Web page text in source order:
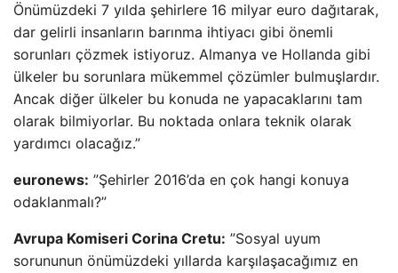
Önümüzdeki 7 yılda şehirlere 16 milyar euro dağıtarak,
dar gelirli insanların barınma ihtiyacı gibi önemli
sorunları çözmek istiyoruz. Almanya ve Hollanda gibi
ülkeler bu sorunlara mükemmel çözümler bulmuşlardır.
Ancak diğer ülkeler bu konuda ne yapacaklarını tam
olarak bilmiyorlar. Bu noktada onlara teknik olarak
yardımcı olacağız.”
euronews: ”Şehirler 2016’da en çok hangi konuya
odaklanmalı?”
Avrupa Komiseri Corina Cretu: ”Sosyal uyum
sorununun önümüzdeki yıllarda karşılaşacağımız en